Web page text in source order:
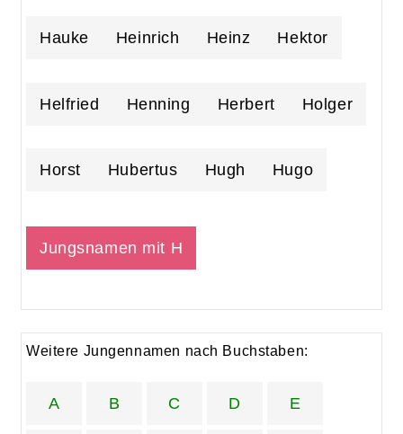
Hauke Heinrich Heinz Hektor
Helfried Henning Herbert Holger
Horst Hubertus Hugh Hugo
Jungsnamen mit H
Weitere Jungennamen nach Buchstaben:
A B C D E